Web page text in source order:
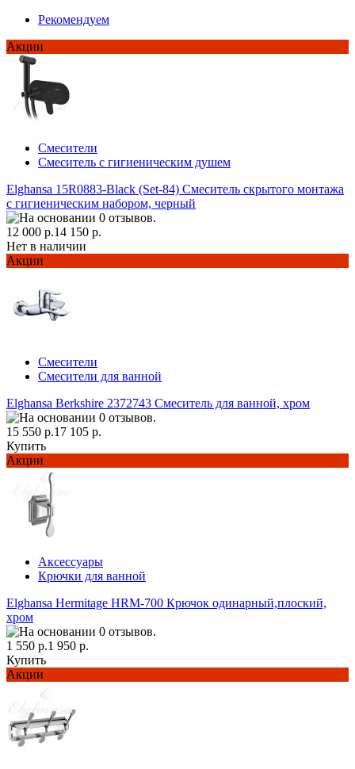
Рекомендуем
Акции
Смесители
Смеситель с гигиеническим душем
Elghansa 15R0883-Black (Set-84) Смеситель скрытого монтажа
с гигиеническим набором, черный
12 000 р.14 150 р.
Нет в наличии
Акции
Смесители
Смесители для ванной
Elghansa Berkshire 2372743 Смеситель для ванной, хром
15 550 р.17 105 р.
Купить
Акции
Аксессуары
Крючки для ванной
Elghansa Hermitage HRM-700 Крючок одинарный,плоский,
хром
1 550 р.1 950 р.
Купить
Акции